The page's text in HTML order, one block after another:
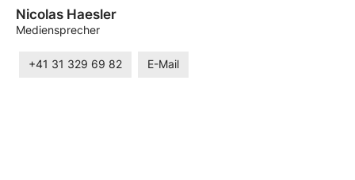
Nicolas Haesler
Mediensprecher
+41 31 329 69 82 E-Mail